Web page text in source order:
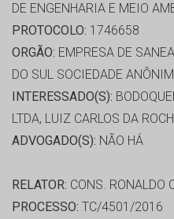
DE ENGENHARIA E MEIO
PROTOCOLO: 1746658
ORGÃO: EMPRESA DE
DO SUL SOCIEDADE
INTERESSADO(S):
LTDA, LUIZ CARLOS DA
ADVOGADO(S): NÃO HÁ
RELATOR: CONS. RONALDO
PROCESSO: TC/4501/2016